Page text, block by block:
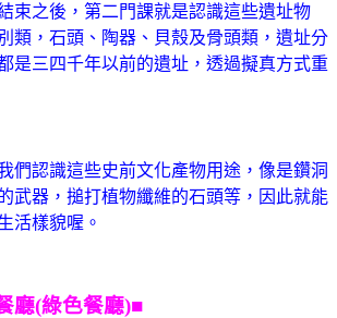
束之後，第二門課就是認識這些遺址物
類，石頭、陶器、貝殼及骨頭類，遺址分
是三四千年以前的遺址，透過擬真方式重
們認識這些史前文化產物用途，像是鑽洞
武器，搥打植物纖維的石頭等，因此就能
活樣貌喔。
廳(綠色餐廳)■